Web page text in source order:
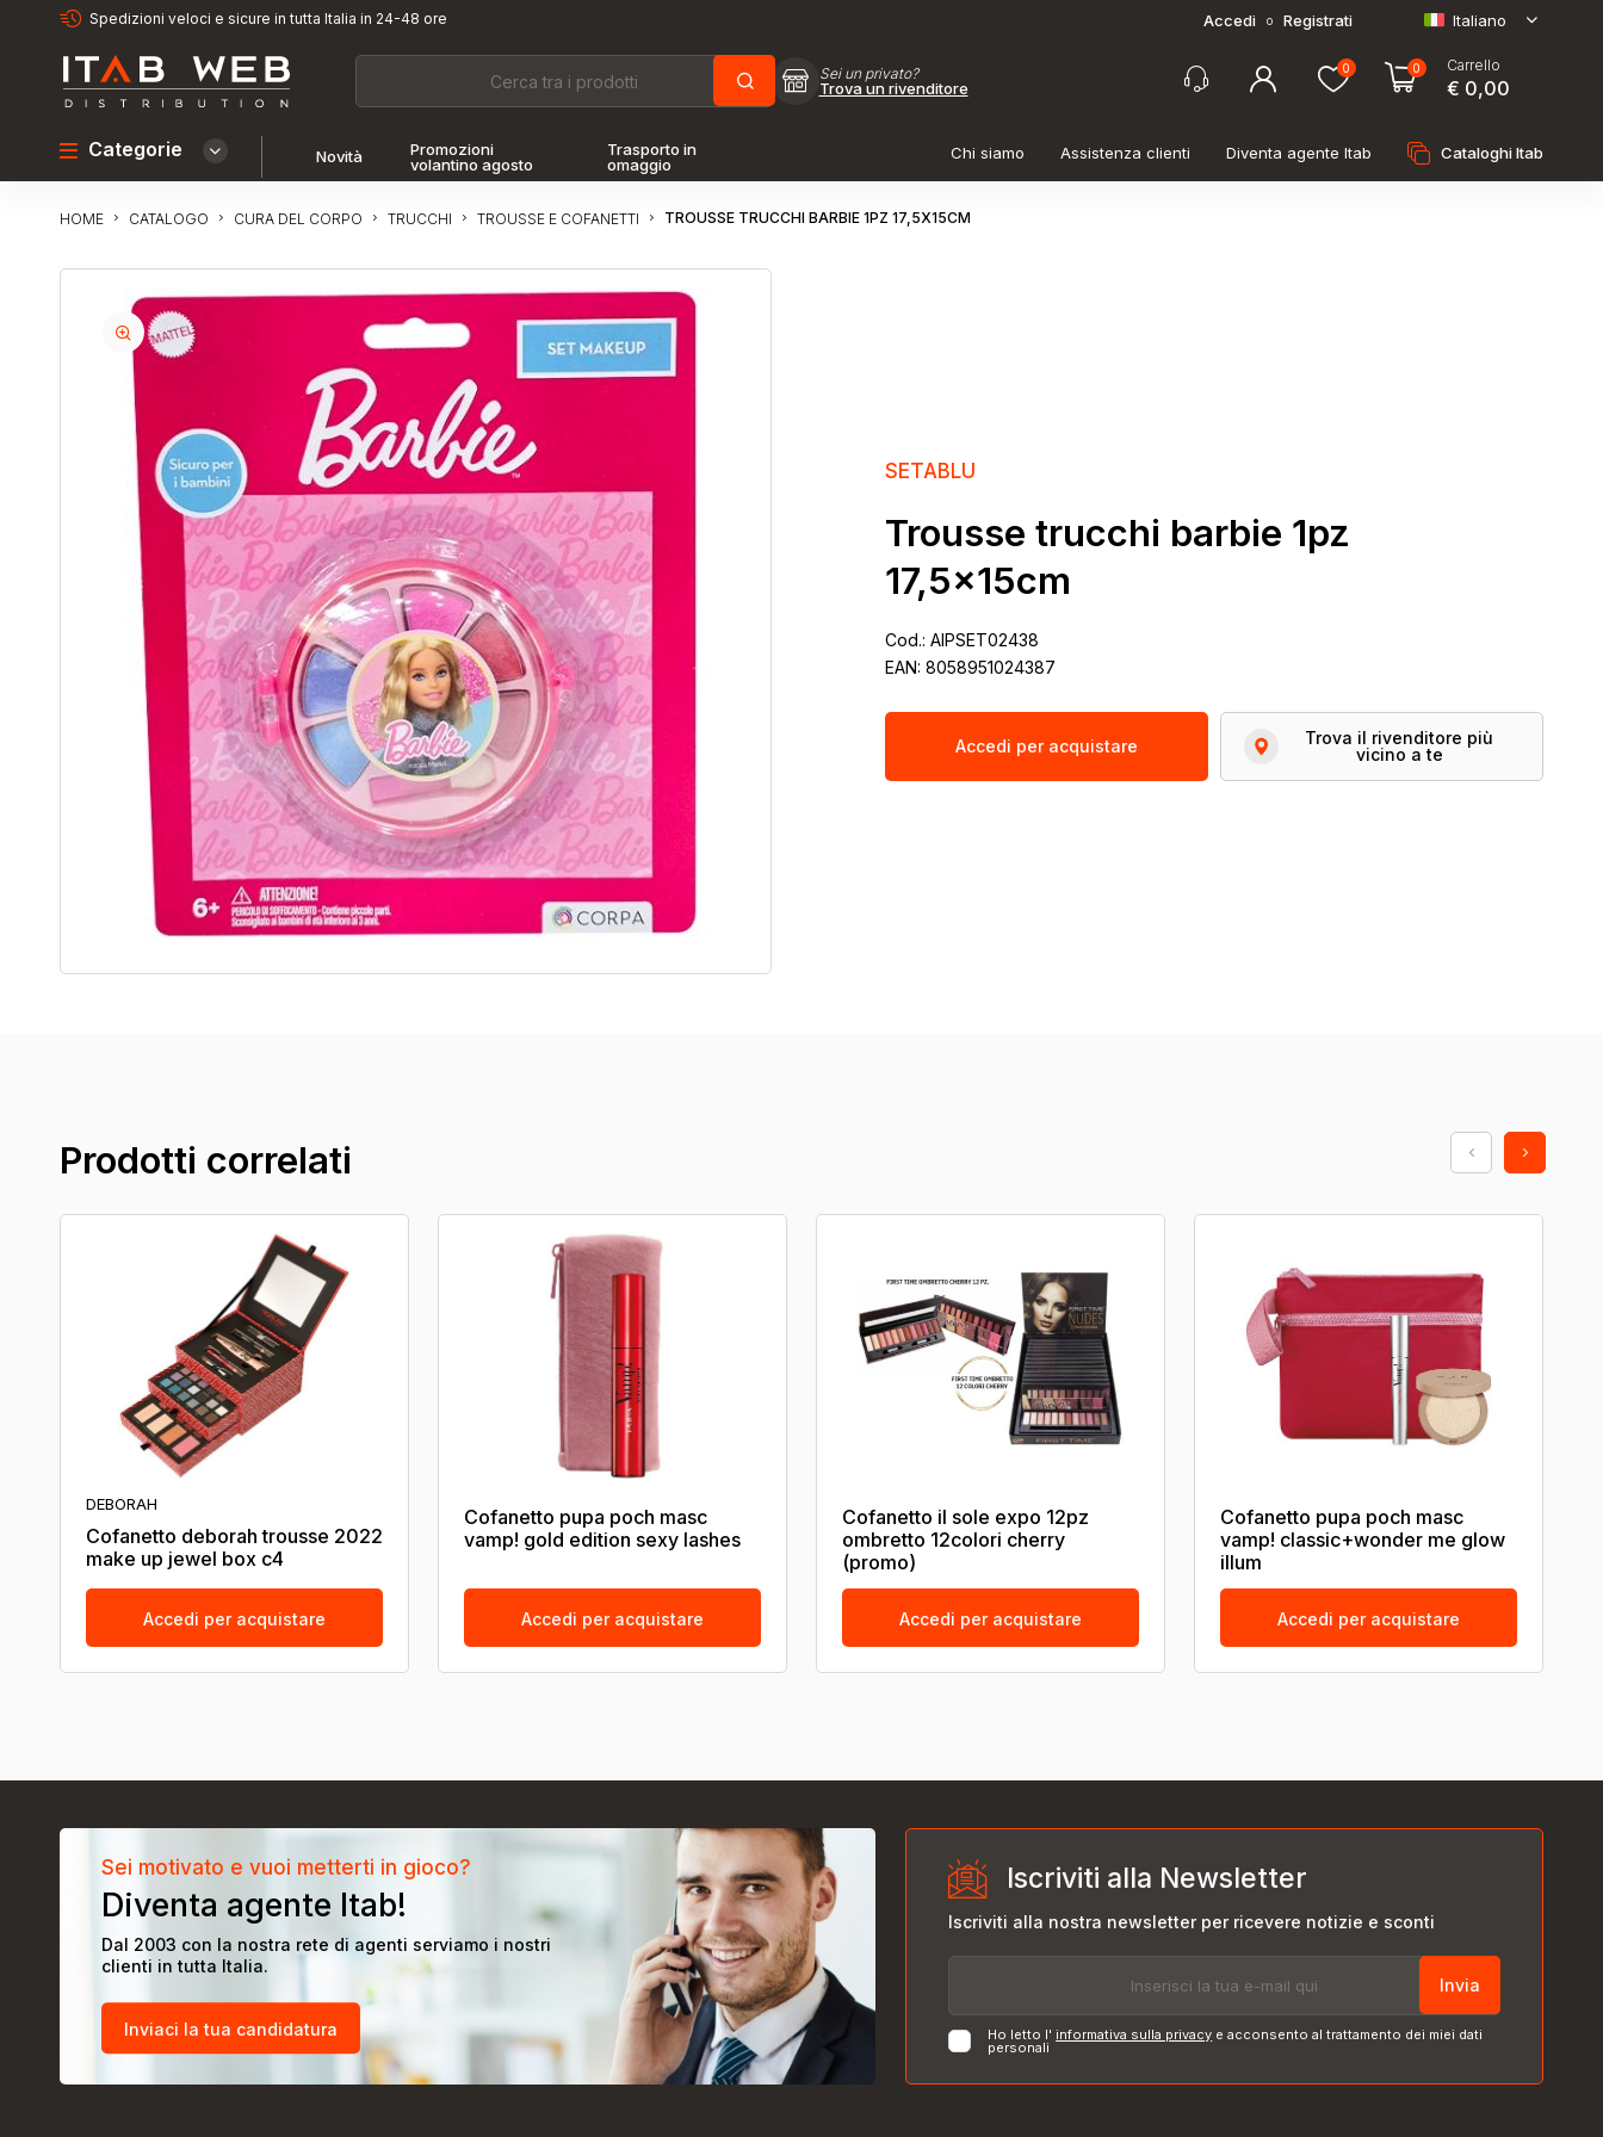
Spedizioni veloci e sicure in tutta Italia in 24-48 ore Accedi o Registrati Italiano
Sei un privato?
Trova un rivenditore
0 0 Carrello
€ 0,00
Categorie Novità
Promozioni
volantino agosto
Trasporto in
omaggio
Chi siamo Assistenza clienti Diventa agente Itab Cataloghi Itab
HOME CATALOGO CURA DEL CORPO TRUCCHI TROUSSE E COFANETTI TROUSSE TRUCCHI BARBIE 1PZ 17,5X15CM
SETABLU
Trousse trucchi barbie 1pz
17,5x15cm
Cod.: AIPSET02438
EAN: 8058951024387
Accedi per acquistare
Trova il rivenditore più
vicino a te
Prodotti correlati
DEBORAH
Cofanetto deborah trousse 2022
make up jewel box c4
Accedi per acquistare
Cofanetto pupa poch masc
vamp! gold edition sexy lashes
Accedi per acquistare
Cofanetto il sole expo 12pz
ombretto 12colori cherry
(promo)
Accedi per acquistare
Cofanetto pupa poch masc
vamp! classic+wonder me glow
illum
Accedi per acquistare
Sei motivato e vuoi metterti in gioco?
Diventa agente Itab!
Dal 2003 con la nostra rete di agenti serviamo i nostri
clienti in tutta Italia.
Inviaci la tua candidatura
Iscriviti alla Newsletter
Iscriviti alla nostra newsletter per ricevere notizie e sconti
Invia
Ho letto l'informativa sulla privacy e acconsento al trattamento dei miei dati
personali